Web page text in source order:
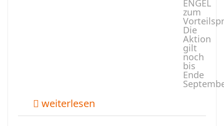
ENGEL
zum
Die
Aktion
gilt
noch
bis
Ende
weiterlesen